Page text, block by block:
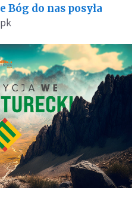
Bóg do nas posyła